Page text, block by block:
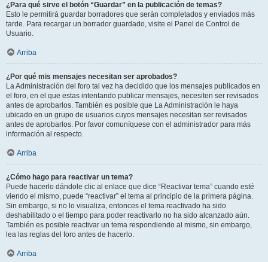
¿Para qué sirve el botón “Guardar” en la publicación de temas?
Esto le permitirá guardar borradores que serán completados y enviados más
tarde. Para recargar un borrador guardado, visite el Panel de Control de
Usuario.
Arriba
¿Por qué mis mensajes necesitan ser aprobados?
La Administración del foro tal vez ha decidido que los mensajes publicados en
el foro, en el que estas intentando publicar mensajes, necesiten ser revisados
antes de aprobarlos. También es posible que La Administración le haya
ubicado en un grupo de usuarios cuyos mensajes necesitan ser revisados
antes de aprobarlos. Por favor comuníquese con el administrador para más
información al respecto.
Arriba
¿Cómo hago para reactivar un tema?
Puede hacerlo dándole clic al enlace que dice “Reactivar tema” cuando esté
viendo el mismo, puede “reactivar” el tema al principio de la primera página.
Sin embargo, si no lo visualiza, entonces el tema reactivado ha sido
deshabilitado o el tiempo para poder reactivarlo no ha sido alcanzado aún.
También es posible reactivar un tema respondiendo al mismo, sin embargo,
lea las reglas del foro antes de hacerlo.
Arriba